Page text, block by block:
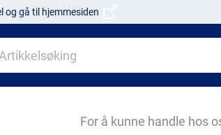
og gå til hjemmesiden
For å kunne handle hos